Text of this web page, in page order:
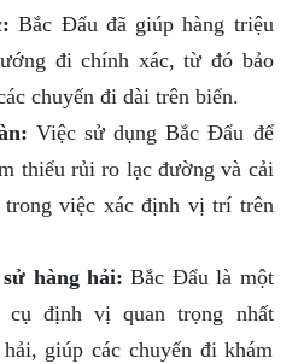
Bắc Đẩu đã giúp hàng triệu
đi chính xác, từ đó bảo
chuyến đi dài trên biển.
Việc sử dụng Bắc Đẩu để
thiểu rủi ro lạc đường và cải
trong việc xác định vị trí trên
hàng hải: Bắc Đẩu là một
cụ định vị quan trọng nhất
giúp các chuyến đi khám